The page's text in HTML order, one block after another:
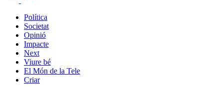
Política
Societat
Opinió
Impacte
Next
Viure bé
El Món de la Tele
Criar